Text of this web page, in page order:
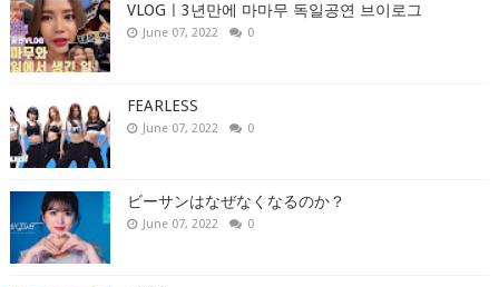
VLOGㅣ3년만에 마마무 독일공연 브이로그
June 07, 2022 0
FEARLESS
June 07, 2022 0
ビーサンはなぜなくなるのか？
June 07, 2022 0